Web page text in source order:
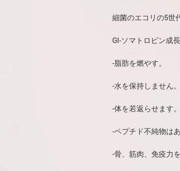
細菌のエコリの5世
Gl-ソマトロピン成
-脂肪を燃やす。
-水を保持しません。
-体を若返らせます。
-ペプチド不純物は
-骨、筋肉、免疫力